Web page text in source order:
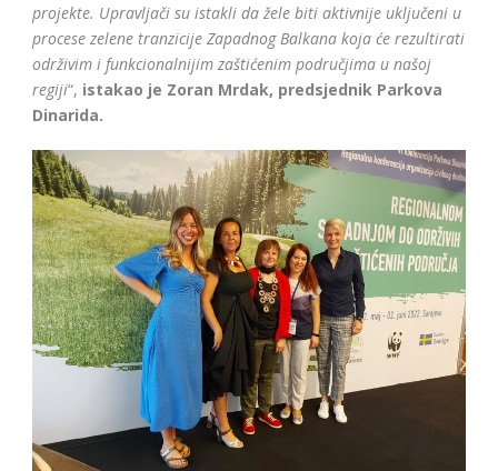
projekte. Upravljači su istakli da žele biti aktivnije uključeni u
procese zelene tranzicije Zapadnog Balkana koja će rezultirati
održivim i funkcionalnijim zaštićenim područjima u našoj
regiji“, istakao je Zoran Mrdak, predsjednik Parkova
Dinarida.